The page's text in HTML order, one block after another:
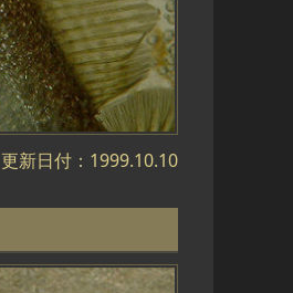
更新日付：1999.10.10